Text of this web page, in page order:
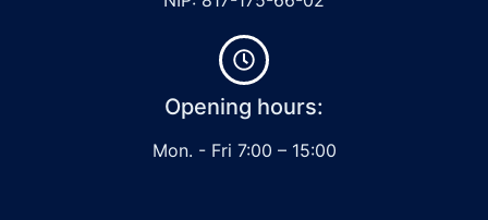
Opening hours:
Mon. - Fri 7:00 – 15:00